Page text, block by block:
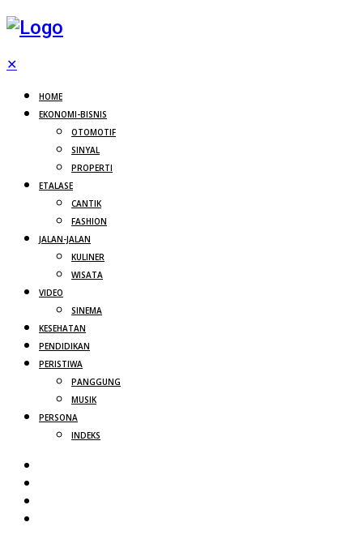
✕
HOME
EKONOMI-BISNIS
OTOMOTIF
SINYAL
PROPERTI
ETALASE
CANTIK
FASHION
JALAN-JALAN
KULINER
WISATA
VIDEO
SINEMA
KESEHATAN
PENDIDIKAN
PERISTIWA
PANGGUNG
MUSIK
PERSONA
INDEKS